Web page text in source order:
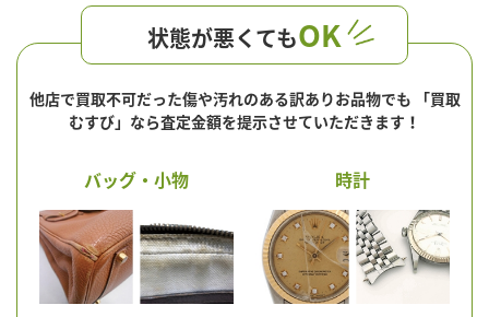
状態が悪くてもOK
他店で買取不可だった傷や汚れのある訳ありお品物でも 「買取
むすび」なら査定金額を提示させていただきます！
バッグ・小物 時計